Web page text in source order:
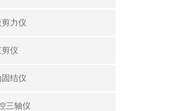
力仪
剪仪
结仪
三轴仪